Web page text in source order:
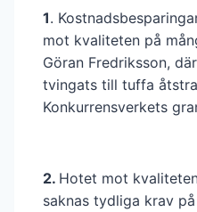
1.
mot kvaliteten på
Göran Fredriksson,
tvingats till tuffa
Konkurrensverkets
2. Hotet mot
saknas tydliga krav